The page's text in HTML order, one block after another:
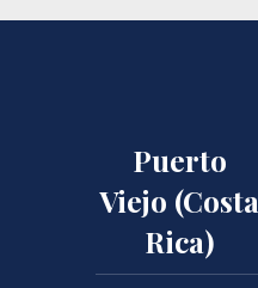
Puerto
Viejo (Costa
Rica)